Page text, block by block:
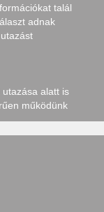
talál
adnak
alatt is
működünk